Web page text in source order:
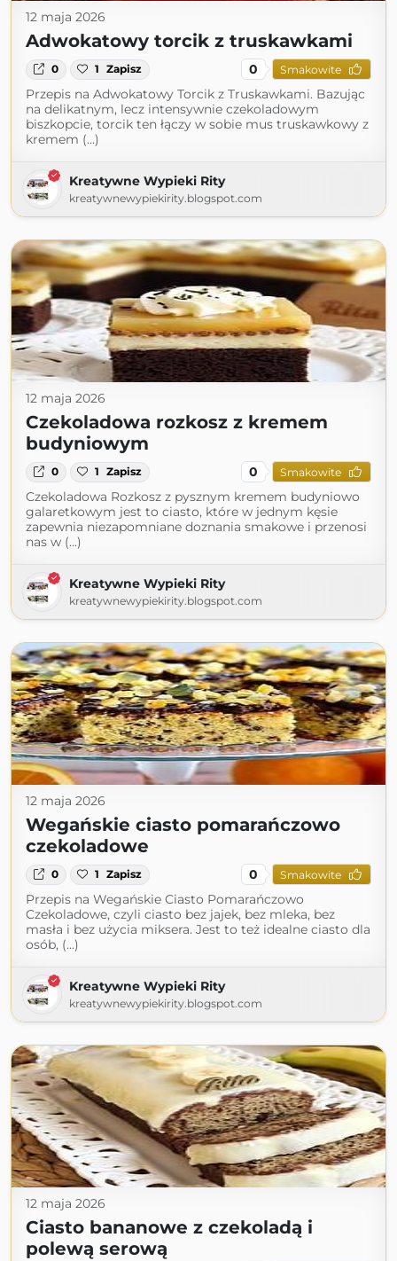
12 maja 2026
Adwokatowy torcik z truskawkami
0 1 Zapisz 0 Smakowite
Przepis na Adwokatowy Torcik z Truskawkami. Bazując
na delikatnym, lecz intensywnie czekoladowym
biszkopcie, torcik ten łączy w sobie mus truskawkowy z
kremem (...)
Kreatywne Wypieki Rity
kreatywnewypiekirity.blogspot.com
12 maja 2026
Czekoladowa rozkosz z kremem
budyniowym
0 1 Zapisz 0 Smakowite
Czekoladowa Rozkosz z pysznym kremem budyniowo
galaretkowym jest to ciasto, które w jednym kęsie
zapewnia niezapomniane doznania smakowe i przenosi
nas w (...)
Kreatywne Wypieki Rity
kreatywnewypiekirity.blogspot.com
12 maja 2026
Wegańskie ciasto pomarańczowo
czekoladowe
0 1 Zapisz 0 Smakowite
Przepis na Wegańskie Ciasto Pomarańczowo
Czekoladowe, czyli ciasto bez jajek, bez mleka, bez
masła i bez użycia miksera. Jest to też idealne ciasto dla
osób, (...)
Kreatywne Wypieki Rity
kreatywnewypiekirity.blogspot.com
12 maja 2026
Ciasto bananowe z czekoladą i
polewą serową